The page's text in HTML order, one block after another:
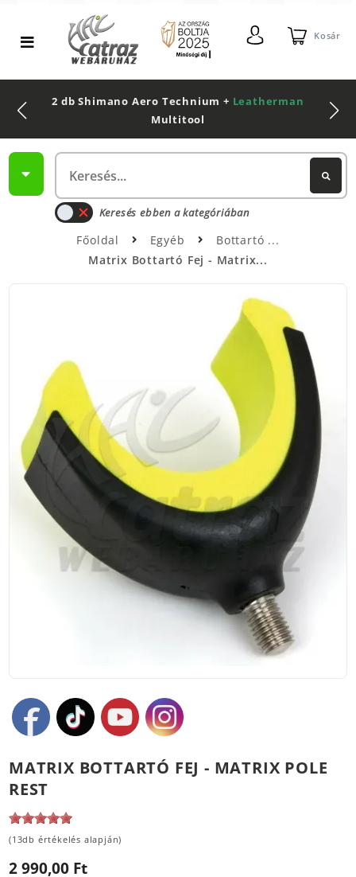
Kosár
2 db Shimano Aero Technium + Leatherman
Multitool
Keresés ebben a kategóriában
Főoldal Egyéb
Bottartó
Matrix Bottartó Fej - Matrix...
MATRIX BOTTARTÓ FEJ - MATRIX POLE
REST
(13db értékelés alapján)
2 990,00 Ft